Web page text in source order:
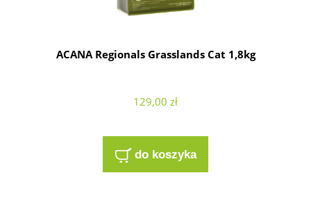
ACANA Regionals Grasslands Cat 1,8kg
129,00 zł
do koszyka